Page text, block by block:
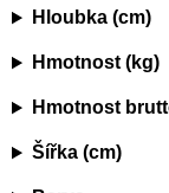
Hloubka (cm)
Hmotnost (kg)
Hmotnost
Šířka (cm)